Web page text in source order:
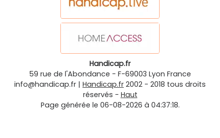
Handicap.fr
59 rue de l'Abondance - F-69003 Lyon France
info@handicap.fr | Handicap.fr 2002 - 2018 tous droits
réservés - Haut
Page générée le 06-08-2026 à 04:37:18.